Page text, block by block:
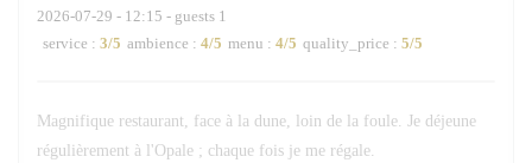
2026-07-29 - 12:15 - guests 1
service : 3/5 ambience : 4/5 menu : 4/5 quality_price : 5/5
Magnifique restaurant, face à la dune, loin de la foule. Je déjeune
régulièrement à l'Opale ; chaque fois je me régale.